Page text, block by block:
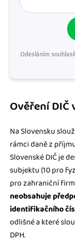
Odesláním
Ověření DIČ
Na Slovensku
rámci daně z
Slovenské DIČ je
subjektu (10 pro
pro zahraniční
neobsahuje
identifikačního
odlišné a které
DPH.